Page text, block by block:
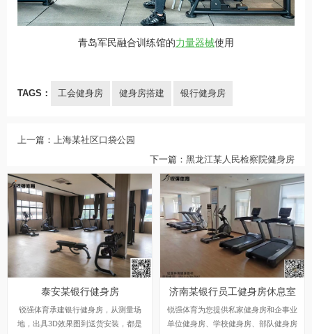
青岛军民融合训练馆的力量器械使用
TAGS： 工会健身房 健身房搭建 银行健身房
上一篇：
上海某社区口袋公园
下一篇： 黑龙江某人民检察院健身房
泰安某银行健身房
锐强体育承建银行健身房，从测量场
地，出具3D效果图到送货安装，都是
济南某银行员工健身房休息室
锐强体育为您提供私家健身房和企事业
单位健身房、学校健身房、部队健身房